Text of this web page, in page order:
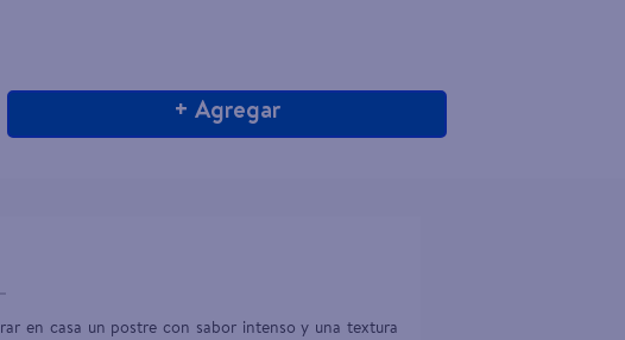
+ Agregar
en casa un postre con sabor intenso y una textura